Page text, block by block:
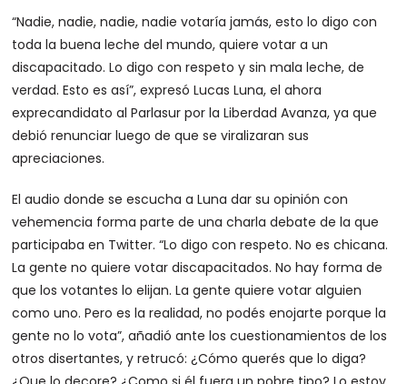
“Nadie, nadie, nadie, nadie votaría jamás, esto lo digo con
toda la buena leche del mundo, quiere votar a un
discapacitado. Lo digo con respeto y sin mala leche, de
verdad. Esto es así”, expresó Lucas Luna, el ahora
exprecandidato al Parlasur por la Liberdad Avanza, ya que
debió renunciar luego de que se viralizaran sus
apreciaciones.
El audio donde se escucha a Luna dar su opinión con
vehemencia forma parte de una charla debate de la que
participaba en Twitter. “Lo digo con respeto. No es chicana.
La gente no quiere votar discapacitados. No hay forma de
que los votantes lo elijan. La gente quiere votar alguien
como uno. Pero es la realidad, no podés enojarte porque la
gente no lo vota”, añadió ante los cuestionamientos de los
otros disertantes, y retrucó: ¿Cómo querés que lo diga?